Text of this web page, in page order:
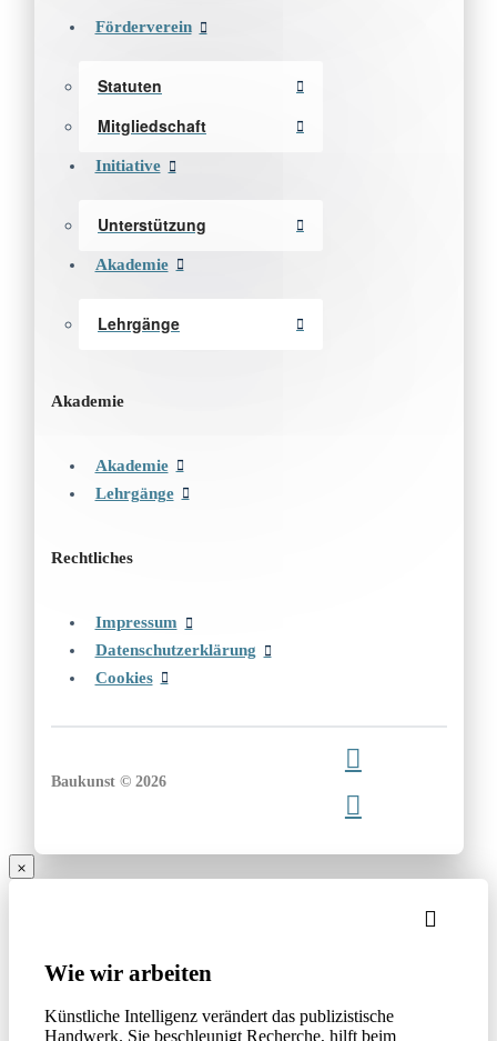
Förderverein
Statuten
Mitgliedschaft
Initiative
Unterstützung
Akademie
Lehrgänge
Akademie
Akademie
Lehrgänge
Rechtliches
Impressum
Datenschutzerklärung
Cookies
Baukunst © 2026
Wie wir arbeiten
Künstliche Intelligenz verändert das publizistische
Handwerk. Sie beschleunigt Recherche, hilft beim